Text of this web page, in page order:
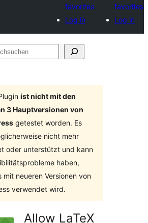
favorites
Log in
favorites
Log in
ist nicht mit den
3 Hauptversionen von
getestet worden. Es
nicht mehr
oder unterstützt und kann
haben,
mit neueren Versionen von
verwendet wird.
Allow LaTeX